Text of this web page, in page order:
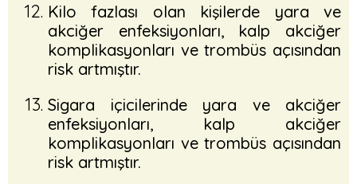
Kilo fazlası olan kişilerde yara ve
akciğer enfeksiyonları, kalp akciğer
komplikasyonları ve trombüs açısından
risk artmıştır.
Sigara içicilerinde yara ve akciğer
enfeksiyonları, kalp akciğer
komplikasyonları ve trombüs açısından
risk artmıştır.